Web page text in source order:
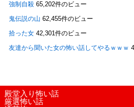
強制自殺 65,202件のビュー
鬼伝説の山 62,455件のビュー
拾った女 42,301件のビュー
友達から聞いた女の怖い話してやるｗｗｗ
殿堂入り怖い話
厳選怖い話